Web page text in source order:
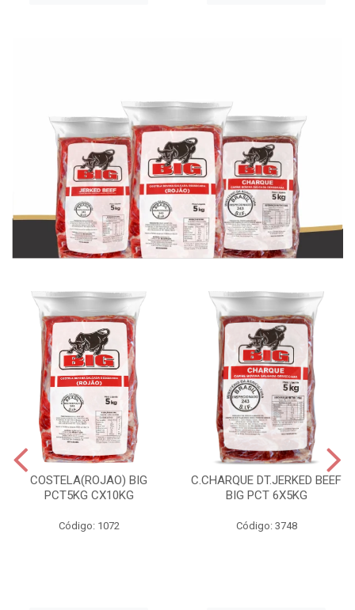
COSTELA(ROJAO) BIG
PCT5KG CX10KG
Código: 1072
C.CHARQUE DT.JERKED BEEF
BIG PCT 6X5KG
Código: 3748